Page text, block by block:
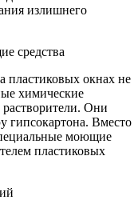
излишнего
средства
пластиковых окнах не
химические
растворители. Они
гипсокартона. Вместо
моющие
пластиковых